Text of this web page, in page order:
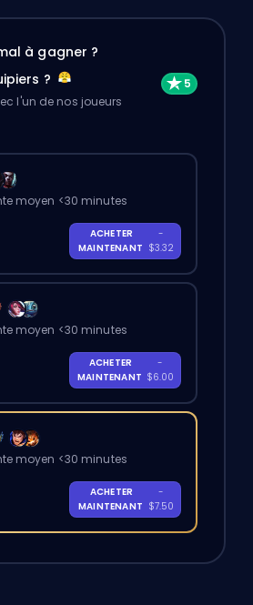
à gagner ?
?
l'un de nos joueurs
moyen <30 minutes
ACHETER
MAINTENANT
-
$3.32
moyen <30 minutes
ACHETER
MAINTENANT
-
$6.00
moyen <30 minutes
ACHETER
MAINTENANT
-
$7.50